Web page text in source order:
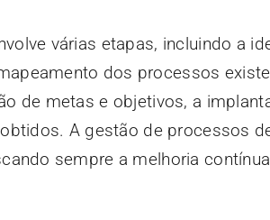
várias etapas, incluindo a
dos processos
de metas e objetivos, a
A gestão de processos
sempre a melhoria